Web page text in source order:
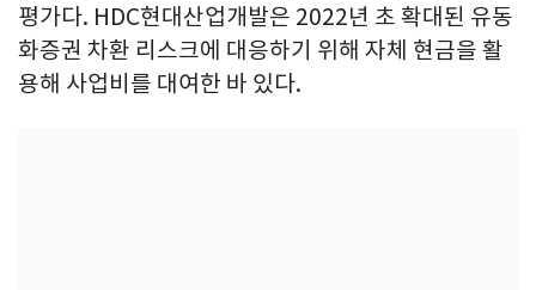
평가다. HDC현대산업개발은 2022년 초 확대된 유동
화증권 차환 리스크에 대응하기 위해 자체 현금을 활
용해 사업비를 대여한 바 있다.